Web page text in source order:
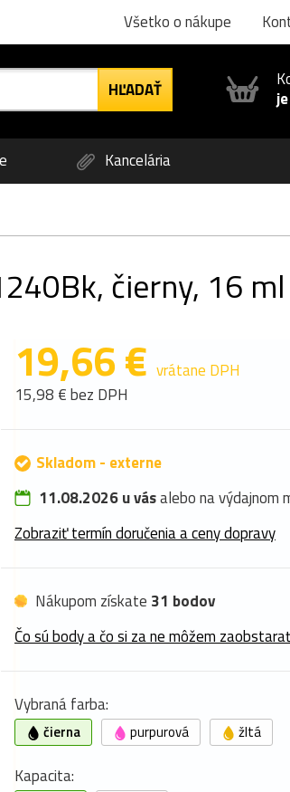
Všetko o nákupe
Kancelária
čierny, 16 ml
19,66 € vrátane DPH
15,98 € bez DPH
Skladom - externe
11.08.2026 u vásalebo na výdajnom
Zobraziť termín doručenia a ceny dopravy
Nákupom získate 31 bodov
Čo sú body a čo si za ne môžem
Vybraná farba:
čierna purpurová žltá
Kapacita: